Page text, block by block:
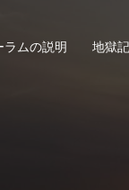
ラムの説明 地獄記